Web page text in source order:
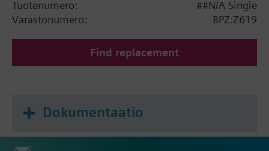
Tuotenumero:
##N/A Single
Varastonumero:
BPZ:Z619
Find replacement
Dokumentaatio